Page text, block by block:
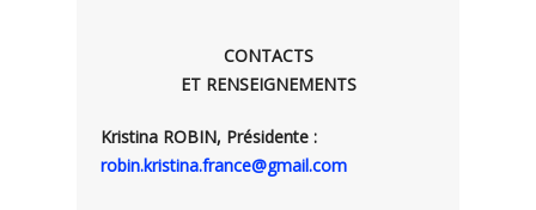
CONTACTS
ET RENSEIGNEMENTS
Kristina ROBIN, Présidente :
robin.kristina.france@gmail.com